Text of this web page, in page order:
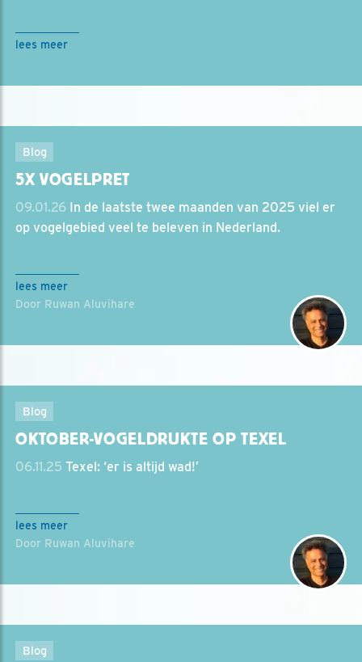
lees meer
Blog
5X VOGELPRET
09.01.26 In de laatste twee maanden van 2025 viel er
op vogelgebied veel te beleven in Nederland.
lees meer
Door Ruwan Aluvihare
Blog
OKTOBER-VOGELDRUKTE OP TEXEL
06.11.25 Texel: ‘er is altijd wad!’
lees meer
Door Ruwan Aluvihare
Blog